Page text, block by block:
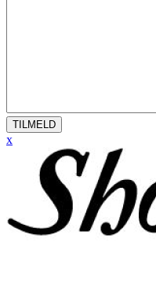
TILMELD
x